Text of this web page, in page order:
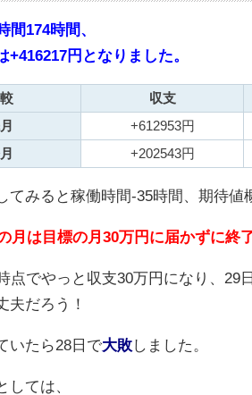
間174時間、
+416217円となりました。
収支
+612953円
+202543円
てみると稼働時間-35時間、期待値
月は目標の月30万円に届かずに終
点でやっと収支30万円になり、29
夫だろう！
いたら28日で大敗しました。
しては、